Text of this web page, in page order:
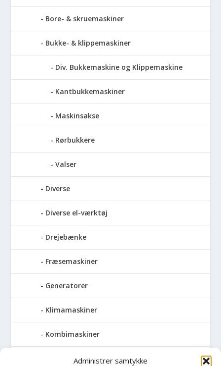
Administrer samtykke
Bore- & skruemaskiner
Bukke- & klippemaskiner
Div. Bukkemaskine og Klippemaskine
Kantbukkemaskiner
Maskinsakse
Rørbukkere
Valser
Diverse
Diverse el-værktøj
Drejebænke
Fræsemaskiner
Generatorer
Klimamaskiner
Kombimaskiner
Kompressor